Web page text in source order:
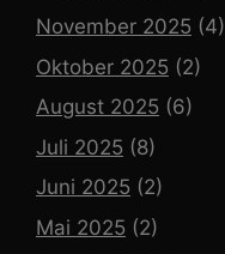
November 2025 (4)
Oktober 2025 (2)
August 2025 (6)
Juli 2025 (8)
Juni 2025 (2)
Mai 2025 (2)